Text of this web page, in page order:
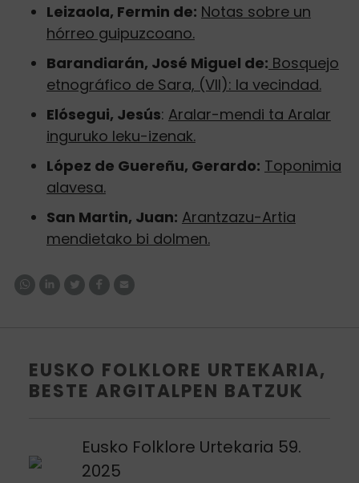
Leizaola, Fermin de: Notas sobre un
hórreo guipuzcoano.
Barandiarán, José Miguel de: Bosquejo
etnográfico de Sara, (VII): la vecindad.
Elósegui, Jesús: Aralar-mendi ta Aralar
inguruko leku-izenak.
López de Guereñu, Gerardo: Toponimia
alavesa.
San Martin, Juan: Arantzazu-Artia
mendietako bi dolmen.
EUSKO FOLKLORE URTEKARIA,
BESTE ARGITALPEN BATZUK
Eusko Folklore Urtekaria 59.
2025
Argitalpena ikusi